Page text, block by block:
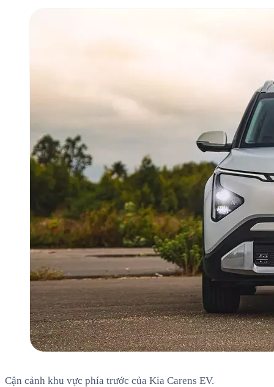
Cận cảnh khu vực phía trước của Kia Carens EV.